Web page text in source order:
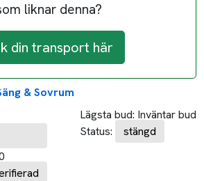
liknar denna?
din transport här
& Sovrum
Lägsta bud: Inväntar bud
Status:
stängd